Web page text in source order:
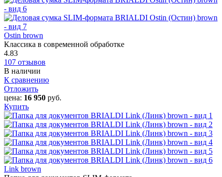
Ostin brown
Классика в современной обработке
4.83
107 отзывов
В наличии
К сравнению
Отложить
цена: 16 950 руб.
Купить
Link brown